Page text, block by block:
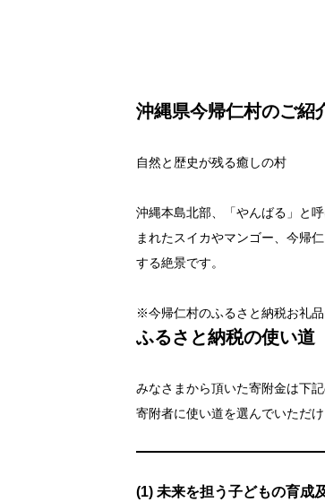
沖縄県今帰仁村のご紹
自然と歴史が残る癒しの村
沖縄本島北部、「やんばる」と
まれたスイカやマンゴー、今帰
する絶景です。
※今帰仁村のふるさと納税お礼
ふるさと納税の使い道
みなさまから頂いた寄附金は下
寄附者に使い道を選んでいただ
(1) 未来を担う子どもの育成